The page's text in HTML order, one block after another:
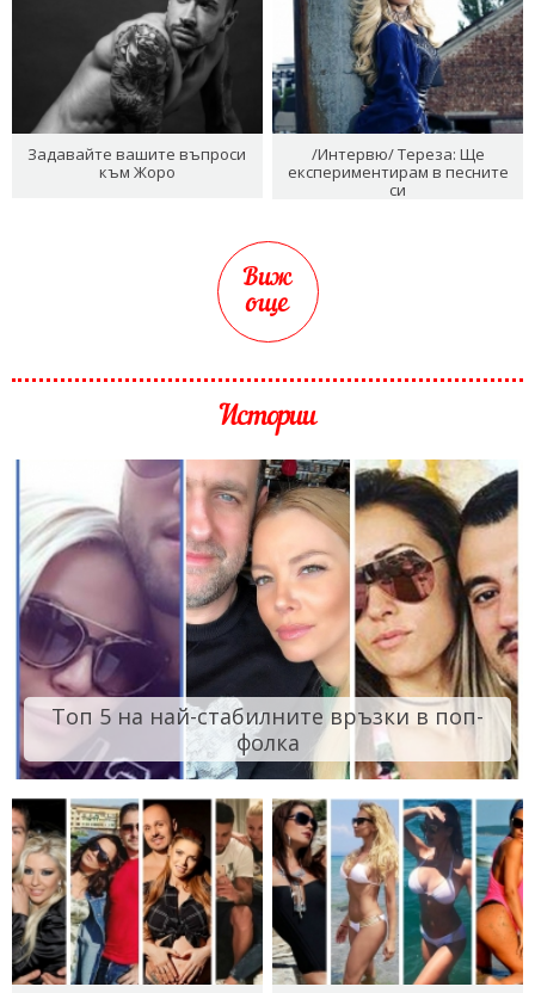
Задавайте вашите въпроси
към Жоро
/Интервю/ Тереза: Ще
експериментирам в песните
си
Виж
още
Истории
Топ 5 на най-стабилните връзки в поп-
фолка